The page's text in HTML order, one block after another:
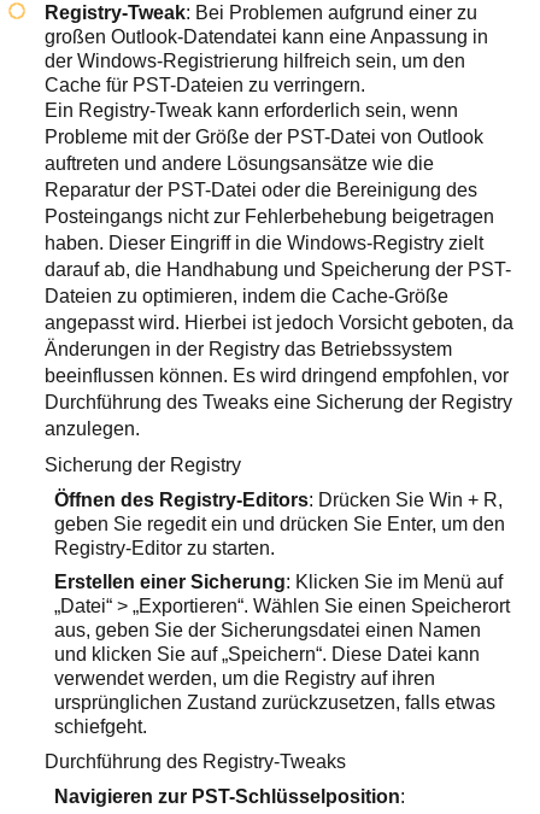
Registry-Tweak: Bei Problemen aufgrund einer zu
großen Outlook-Datendatei kann eine Anpassung in
der Windows-Registrierung hilfreich sein, um den
Cache für PST-Dateien zu verringern.
Ein Registry-Tweak kann erforderlich sein, wenn
Probleme mit der Größe der PST-Datei von Outlook
auftreten und andere Lösungsansätze wie die
Reparatur der PST-Datei oder die Bereinigung des
Posteingangs nicht zur Fehlerbehebung beigetragen
haben. Dieser Eingriff in die Windows-Registry zielt
darauf ab, die Handhabung und Speicherung der PST-
Dateien zu optimieren, indem die Cache-Größe
angepasst wird. Hierbei ist jedoch Vorsicht geboten, da
Änderungen in der Registry das Betriebssystem
beeinflussen können. Es wird dringend empfohlen, vor
Durchführung des Tweaks eine Sicherung der Registry
anzulegen.
Sicherung der Registry
Öffnen des Registry-Editors: Drücken Sie Win + R,
geben Sie regeditein und drücken Sie Enter, um den
Registry-Editor zu starten.
Erstellen einer Sicherung: Klicken Sie im Menü auf
„Datei“ > „Exportieren“. Wählen Sie einen Speicherort
aus, geben Sie der Sicherungsdatei einen Namen
und klicken Sie auf „Speichern“. Diese Datei kann
verwendet werden, um die Registry auf ihren
ursprünglichen Zustand zurückzusetzen, falls etwas
schiefgeht.
Durchführung des Registry-Tweaks
Navigieren zur PST-Schlüsselposition: